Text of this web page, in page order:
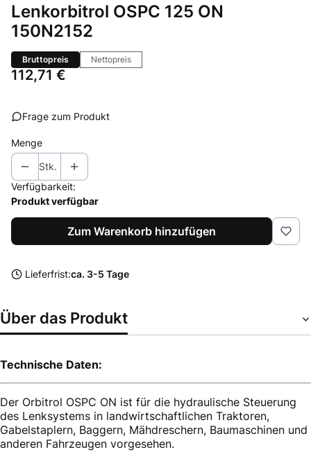
Lenkorbitrol OSPC 125 ON
150N2152
Bruttopreis Nettopreis
Preis
112,71 €
Frage zum Produkt
Menge
Stk.
Verfügbarkeit:
Produkt verfügbar
Zum Warenkorb hinzufügen
Lieferfrist:ca. 3-5 Tage
Über das Produkt
Technische Daten:
Der Orbitrol OSPC ON ist für die hydraulische Steuerung
des Lenksystems in landwirtschaftlichen Traktoren,
Gabelstaplern, Baggern, Mähdreschern, Baumaschinen und
anderen Fahrzeugen vorgesehen.